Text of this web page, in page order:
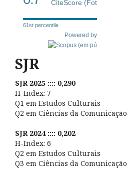
CiteScore (Fot
61st percentile
Powered by
SJR
SJR 2025 :::: 0,290
H-Index: 7
Q1 em Estudos Culturais
Q2 em Ciências da Comunicação
SJR 2024 :::: 0,202
H-Index: 6
Q2 em Estudos Culturais
Q3 em Ciências da Comunicação